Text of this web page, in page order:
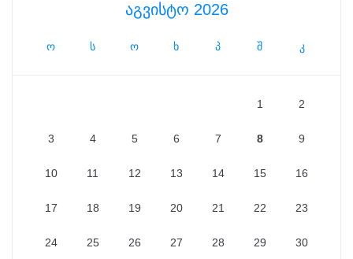
აგვისტო 2026
ო ს ო ხ პ შ კ
1 2
3 4 5 6 7 8 9
10 11 12 13 14 15 16
17 18 19 20 21 22 23
24 25 26 27 28 29 30